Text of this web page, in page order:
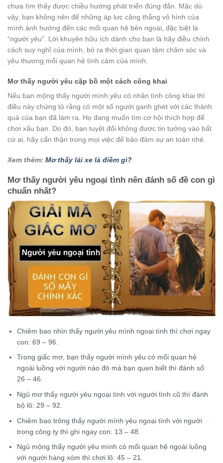
chưa tìm thấy được chiều hướng phát triển đúng đắn. Mặc dù
vậy, bạn không nên để những áp lưc căng thẳng vô hình của
mình ảnh hưởng đến các mối quan hệ bên ngoài, đặc biệt là
“người yêu”. Lời khuyên hữu ích dành cho bạn là hãy điều chỉnh
cách suy nghĩ của mình, bỏ ra thời gian quan tâm chăm sóc và
yêu thương mối quan hệ tình cảm của mình.
Mơ thấy người yêu cặp bồ một cách công khai
Nếu bạn mộng thấy người mình yêu có nhân tình công khai thì
điều này chứng tỏ rằng có một số người ganh ghét với các thành
quả của bạn đã làm ra. Họ đang muốn tìm cơ hội thích hợp để
chơi xấu bạn. Do đó, bạn tuyệt đối không được tin tưởng vào bất
cứ ai, hãy cẩn thận trong mọi việc để bảo đảm sự an toàn nhé.
Xem thêm: Mơ thấy lái xe là điềm gì?
Mơ thấy người yêu ngoại tình nên đánh số đề con gì
chuẩn nhất?
Chiêm bao nhìn thấy người yêu mình ngoại tình thì chơi ngay
con: 69 – 96.
Trong giấc mơ, bạn thấy người mình yêu có mối quan hệ
ngoài luồng với người nào đó mà bạn quen biết thì đánh số:
26 – 46.
Ngủ mơ thấy người yêu ngoại tình với người tình cũ thì đánh
bộ lô: 29 – 92.
Chiêm bao trông thấy người mình yêu ngoại tình với người
trong công ty thì ghi ngay con: 13 – 48.
Ngủ mộng thấy người yêu mình có mối quan hệ ngoài luồng
với người hàng xóm thì chơi lô: 45 – 21.